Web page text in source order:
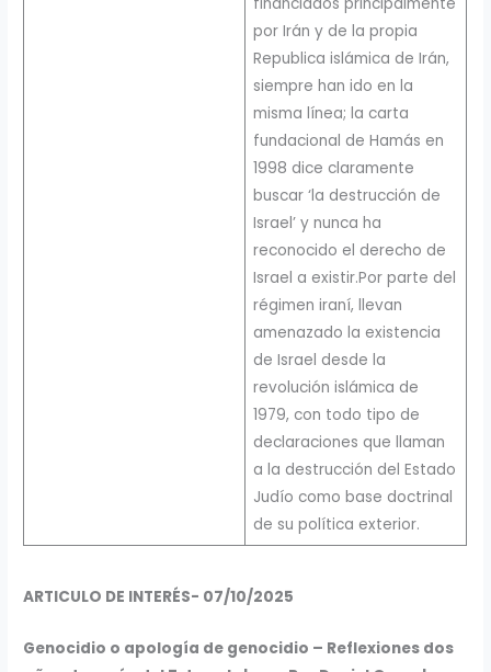
por Irán y de la propia
Republica islámica de Irán,
siempre han ido en la
misma línea; la carta
fundacional de Hamás en
1998 dice claramente
buscar ‘la destrucción de
Israel’ y nunca ha
reconocido el derecho de
Israel a existir.Por parte del
régimen iraní, llevan
amenazado la existencia
de Israel desde la
revolución islámica de
1979, con todo tipo de
declaraciones que llaman
a la destrucción del Estado
Judío como base doctrinal
de su política exterior.
ARTICULO DE INTERÉS- 07/10/2025
Genocidio o apología de genocidio – Reflexiones dos